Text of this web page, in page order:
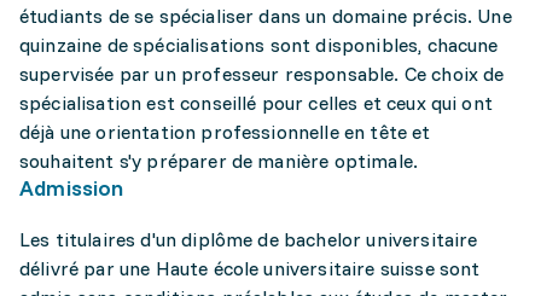
étudiants de se spécialiser dans un domaine précis. Une
quinzaine de spécialisations sont disponibles, chacune
supervisée par un professeur responsable. Ce choix de
spécialisation est conseillé pour celles et ceux qui ont
déjà une orientation professionnelle en tête et
souhaitent s'y préparer de manière optimale.
Admission
Les titulaires d'un diplôme de bachelor universitaire
délivré par une Haute école universitaire suisse sont